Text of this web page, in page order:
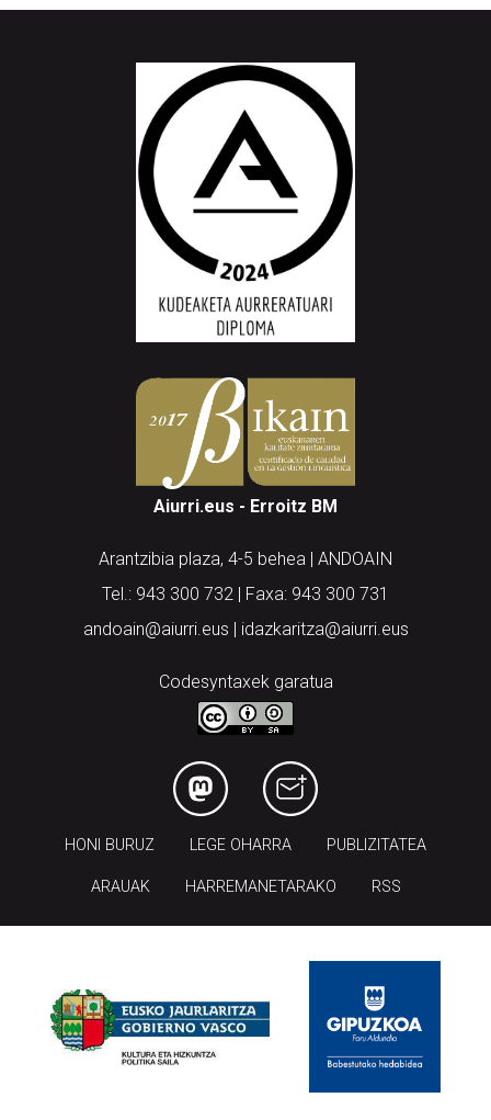
Aiurri.eus - Erroitz BM
Arantzibia plaza, 4-5 behea | ANDOAIN
Tel.: 943 300 732 | Faxa: 943 300 731
andoain@aiurri.eus | idazkaritza@aiurri.eus
Codesyntaxek garatua
HONI BURUZ LEGE OHARRA PUBLIZITATEA
ARAUAK HARREMANETARAKO RSS